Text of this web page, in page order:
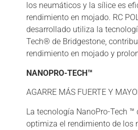
los neumáticos y la sílice es
rendimiento en mojado. RC
desarrollado utiliza la
Tech® de Bridgestone,
rendimiento en mojado y
NANOPRO-TECH™
AGARRE MÁS FUERTE Y
La tecnología NanoPro-Tech ™
optimiza el rendimiento de los